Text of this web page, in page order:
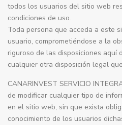
todos los usuarios del sitio web
condiciones de uso.
Toda persona que acceda a este
usuario, comprometiéndose a la
riguroso de las disposiciones aquí
cualquier otra disposición legal
CANARINVEST SERVICIO
de modificar cualquier tipo de
en el sitio web, sin que exista
conocimiento de los usuarios